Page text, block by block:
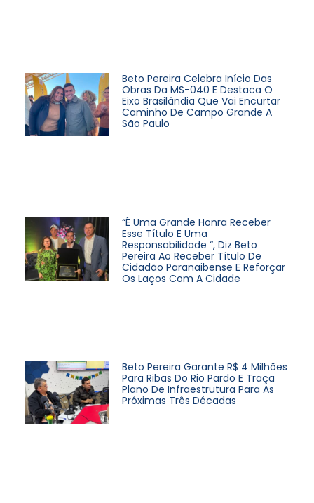
Beto Pereira Celebra Início Das
Obras Da MS-040 E Destaca O
Eixo Brasilândia Que Vai Encurtar
Caminho De Campo Grande A
São Paulo
“É Uma Grande Honra Receber
Esse Título E Uma
Responsabilidade “, Diz Beto
Pereira Ao Receber Título De
Cidadão Paranaibense E Reforçar
Os Laços Com A Cidade
Beto Pereira Garante R$ 4 Milhões
Para Ribas Do Rio Pardo E Traça
Plano De Infraestrutura Para As
Próximas Três Décadas